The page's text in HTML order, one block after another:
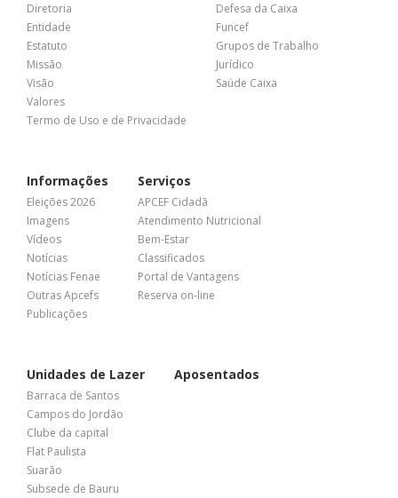
Diretoria
Entidade
Estatuto
Missão
Visão
Valores
Termo de Uso e de Privacidade
Defesa da Caixa
Funcef
Grupos de Trabalho
Jurídico
Saúde Caixa
Informações
Eleições 2026
Imagens
Vídeos
Notícias
Notícias Fenae
Outras Apcefs
Publicações
Serviços
APCEF Cidadã
Atendimento Nutricional
Bem-Estar
Classificados
Portal de Vantagens
Reserva on-line
Unidades de Lazer
Barraca de Santos
Campos do Jordão
Clube da capital
Flat Paulista
Suarão
Subsede de Bauru
Aposentados